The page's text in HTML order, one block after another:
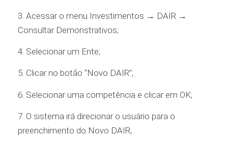
3. Acessar o menu Investimentos → DAIR →
Consultar Demonstrativos;
4. Selecionar um Ente;
5. Clicar no botão “Novo DAIR”;
6. Selecionar uma competência e clicar em OK;
7. O sistema irá direcionar o usuário para o
preenchimento do Novo DAIR;